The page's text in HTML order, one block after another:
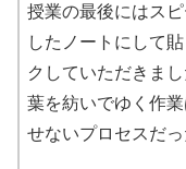
授業の最後にはス
したノートにして
クしていただきま
葉を紡いでゆく作
せないプロセスだっ